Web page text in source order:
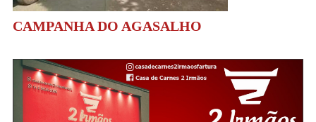
CAMPANHA DO AGASALHO